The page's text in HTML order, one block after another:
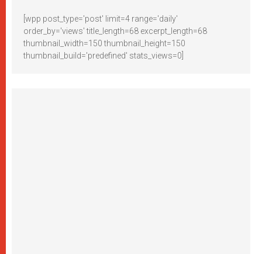
[wpp post_type='post' limit=4 range='daily'
order_by='views' title_length=68 excerpt_length=68
thumbnail_width=150 thumbnail_height=150
thumbnail_build='predefined' stats_views=0]